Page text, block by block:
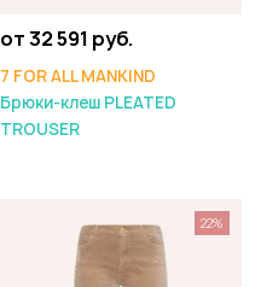
от 32 591 руб.
7 FOR ALL MANKIND
Брюки-клеш PLEATED
TROUSER
22%